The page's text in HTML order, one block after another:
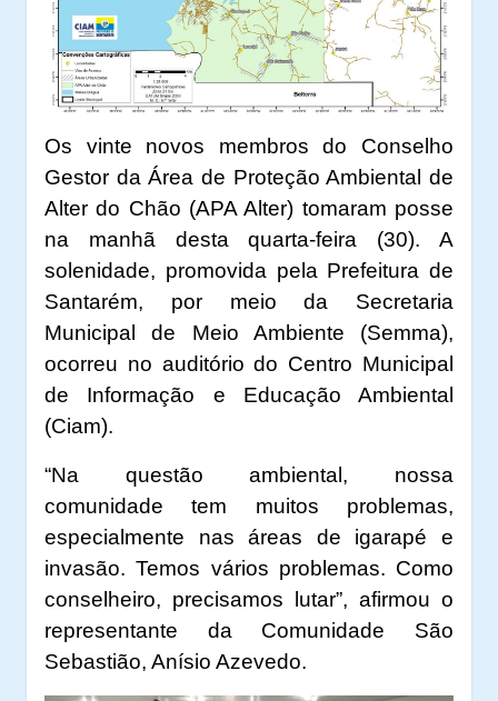
Os vinte novos membros do Conselho
Gestor da Área de Proteção Ambiental de
Alter do Chão (APA Alter) tomaram posse
na manhã desta quarta-feira (30). A
solenidade, promovida pela Prefeitura de
Santarém, por meio da Secretaria
Municipal de Meio Ambiente (Semma),
ocorreu no auditório do Centro Municipal
de Informação e Educação Ambiental
(Ciam).
“Na questão ambiental, nossa
comunidade tem muitos problemas,
especialmente nas áreas de igarapé e
invasão. Temos vários problemas. Como
conselheiro, precisamos lutar”, afirmou o
representante da Comunidade São
Sebastião, Anísio Azevedo.